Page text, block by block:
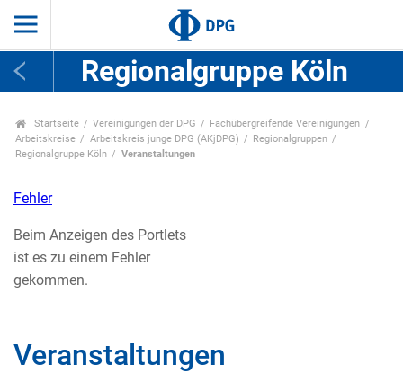
Regionalgruppe Köln
Startseite Vereinigungen der DPG
Fachübergreifende Vereinigungen
Arbeitskreise
Arbeitskreis junge DPG (AKjDPG)
Regionalgruppen
Regionalgruppe Köln
Veranstaltungen
Fehler
Beim Anzeigen des Portlets
ist es zu einem Fehler
gekommen.
Veranstaltungen